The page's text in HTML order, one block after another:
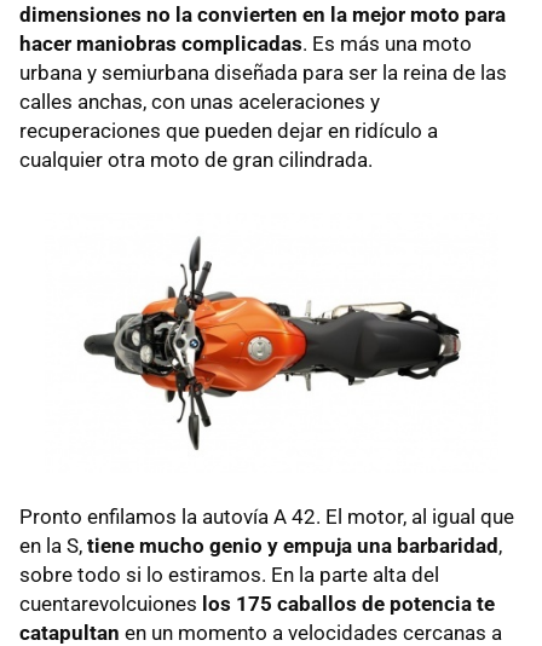
dimensiones no la convierten en la mejor moto para
hacer maniobras complicadas. Es más una moto
urbana y semiurbana diseñada para ser la reina de las
calles anchas, con unas aceleraciones y
recuperaciones que pueden dejar en ridículo a
cualquier otra moto de gran cilindrada.
Pronto enfilamos la autovía A 42. El motor, al igual que
en la S, tiene mucho genio y empuja una barbaridad,
sobre todo si lo estiramos. En la parte alta del
cuentarevolcuiones los 175 caballos de potencia te
catapultan en un momento a velocidades cercanas a